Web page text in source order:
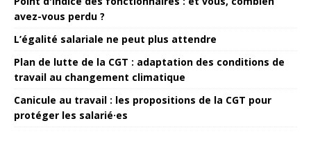
avez-vous perdu ?
L’égalité salariale ne peut plus attendre
Plan de lutte de la CGT : adaptation des conditions de
travail au changement climatique
Canicule au travail : les propositions de la CGT pour
protéger les salarié·es